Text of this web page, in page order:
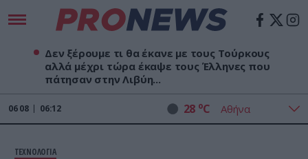
Δεν ξέρουμε τι θα έκανε με τους Τούρκους
αλλά μέχρι τώρα έκαψε τους Έλληνες που
πάτησαν στην Λιβύη...
06 08 06:12 28 oC
ΤΕΧΝΟΛΟΓΙΑ